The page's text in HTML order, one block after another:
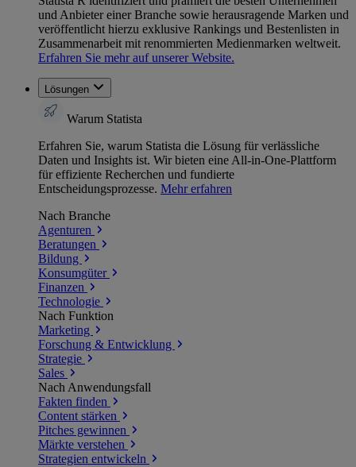
und Anbieter einer Branche sowie herausragende Marken und
veröffentlicht hierzu exklusive Rankings und Bestenlisten in
Zusammenarbeit mit renommierten Medienmarken weltweit.
Erfahren Sie mehr auf unserer Website.
Lösungen
Warum Statista
Erfahren Sie, warum Statista die Lösung für verlässliche
Daten und Insights ist. Wir bieten eine All-in-One-Plattform
für effiziente Recherchen und fundierte
Entscheidungsprozesse. Mehr erfahren
Nach Branche
Agenturen
Beratungen
Bildung
Konsumgüter
Finanzen
Technologie
Nach Funktion
Marketing
Forschung & Entwicklung
Strategie
Sales
Nach Anwendungsfall
Fakten finden
Content stärken
Pitches gewinnen
Märkte verstehen
Strategien entwickeln